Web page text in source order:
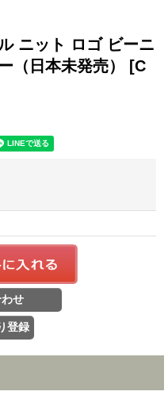
ニット ロゴ ビーニ
（日本未発売） [C